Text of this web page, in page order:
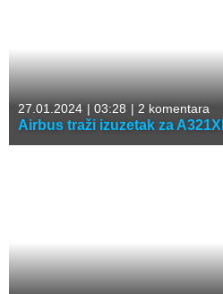
27.01.2024 | 03:28 | 2 komentara
Airbus traži izuzetak za